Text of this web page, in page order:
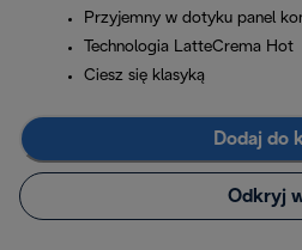
Przyjemny w dotyku panel
Technologia LatteCrema Hot
Ciesz się klasyką
Dodaj do
Odkryj